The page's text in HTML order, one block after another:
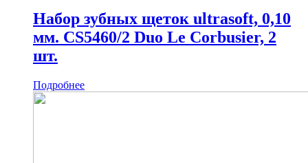
Набор зубных щеток ultrasoft, 0,10
мм. CS5460/2 Duo Le Corbusier, 2
шт.
Подробнее